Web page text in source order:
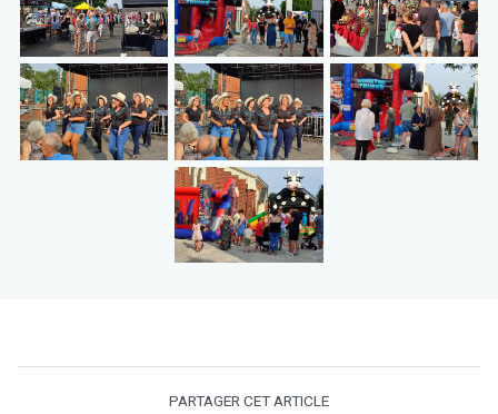
PARTAGER CET ARTICLE